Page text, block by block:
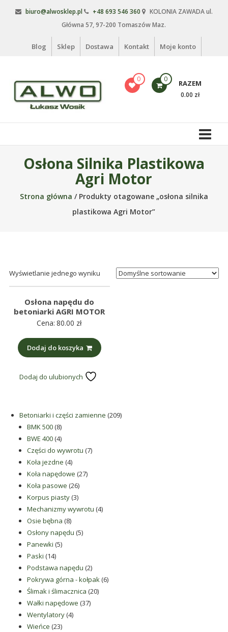
biuro@alwosklep.pl +48 693 546 360
KOLONIA ZAWADA ul.
Główna 57, 97-200 Tomaszów Maz.
Blog Sklep Dostawa Kontakt Moje konto
Alwo
sklep
ogrodowe,
Produkujemy
min.:
różnego
rodzaju
betoniarek,
rolniczych,
zamienne.
0 0 RAZEM
0.00 zł
Osłona Silnika Plastikowa
Agri Motor
Strona główna / Produkty otagowane „osłona silnika
plastikowa Agri Motor”
Wyświetlanie jednego wyniku
Osłona napędu do
betoniarki AGRI MOTOR
Cena: 80.00 zł
Dodaj do koszyka
Dodaj do ulubionych
Betoniarki i części zamienne 209209
BMK 500 88
produktów
BWE 400 44
produkty
Części do wywrotu 77
Koła jezdne 44
produkty
Koła napędowe 2727
Koła pasowe 2626
produktów
Korpus piasty 33
produkty
Mechanizmy wywrotu 44
Osie bębna 88
produktów
Osłony napędu 55
Panewki 55
Paski 1414
produktów
Podstawa napędu 22
produkty
Pokrywa górna - kołpak 66
Ślimak i ślimacznica 2020
Wałki napędowe 3737
Wentylatory 44
Wieńce 2323